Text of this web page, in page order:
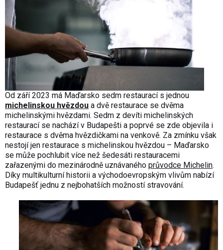
Od září 2023 má Maďarsko sedm restaurací s jednou
michelinskou hvězdou a dvě restaurace se dvěma
michelinskými hvězdami. Sedm z devíti michelinských
restaurací se nachází v Budapešti a poprvé se zde objevila i
restaurace s dvěma hvězdičkami na venkově. Za zmínku však
nestojí jen restaurace s michelinskou hvězdou – Maďarsko
se může pochlubit více než šedesáti restauracemi
zařazenými do mezinárodně uznávaného průvodce Michelin.
Díky multikulturní historii a východoevropským vlivům nabízí
Budapešť jednu z nejbohatších možností stravování.